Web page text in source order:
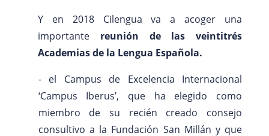
Y en 2018 Cilengua va a acoger una
importante reunión de las veintitrés
Academias de la Lengua Española.
- el Campus de Excelencia Internacional
‘Campus Iberus’, que ha elegido como
miembro de su recién creado consejo
consultivo a la Fundación San Millán y que